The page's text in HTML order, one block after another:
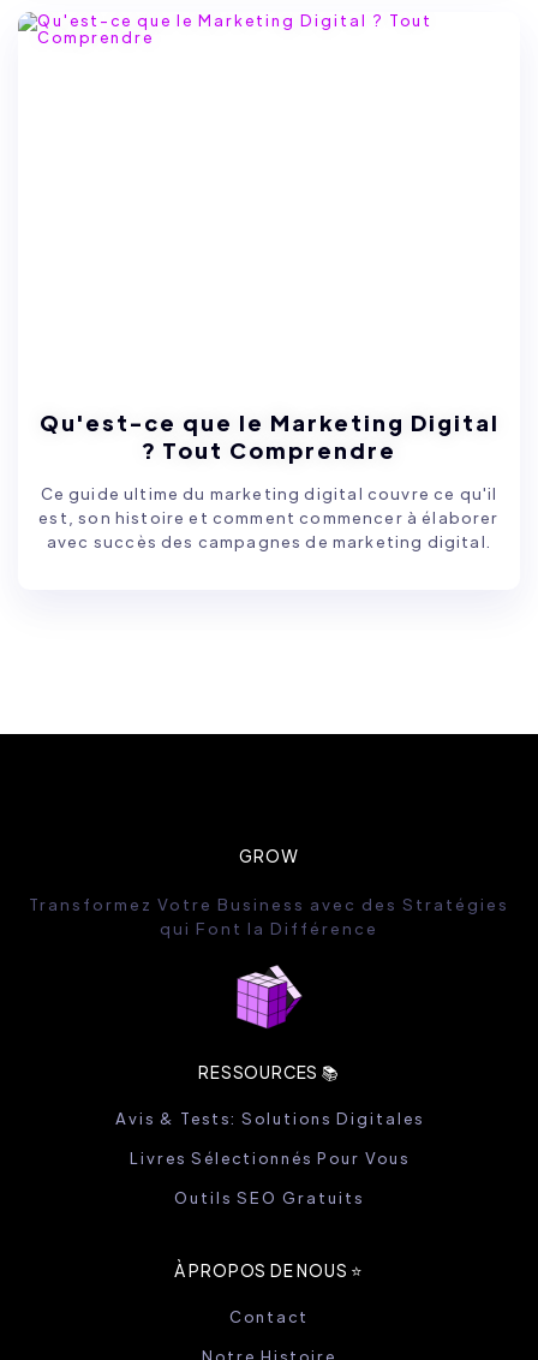
Qu'est-ce que le Marketing Digital
? Tout Comprendre
Ce guide ultime du marketing digital couvre ce qu'il
est, son histoire et comment commencer à élaborer
avec succès des campagnes de marketing digital.
GROW
Transformez Votre Business avec des Stratégies
qui Font la Différence
RESSOURCES 📚
Avis & Tests: Solutions Digitales
Livres Sélectionnés Pour Vous
Outils SEO Gratuits
À PROPOS DE NOUS ⭐️
Contact
Notre Histoire